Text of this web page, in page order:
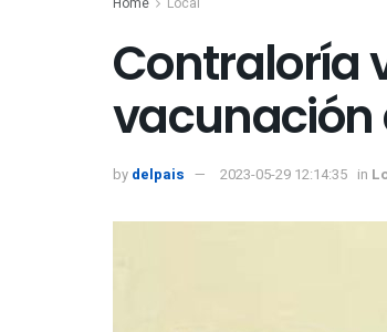
Contraloría
vacunación
by delpais 2023-05-29 12:14:35 in